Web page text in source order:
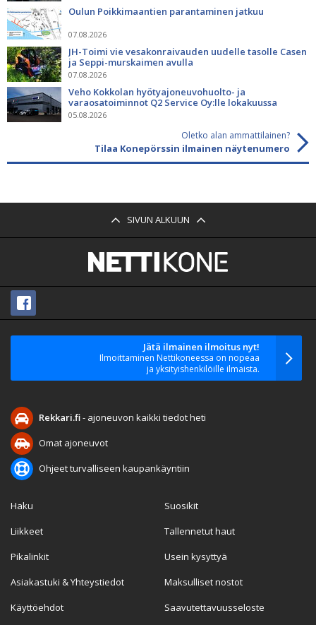
Oulun Poikkimaantien parantaminen jatkuu
07.08.2026
JH-Toimi vie vesakonraivauden uudelle tasolle Casen
ja Seppi-murskaimen avulla
07.08.2026
Veho Kokkolan hyötyajoneuvohuolto- ja
varaosatoiminnot Q2 Service Oy:lle lokakuussa
05.08.2026
Oletko alan ammattilainen?
Tilaa Konepörssin ilmainen näytenumero
SIVUN ALKUUN
Jätä ilmainen ilmoitus nyt!
Ilmoittaminen Nettikoneessa on nopeaa
ja yksityishenkilöille ilmaista.
Rekkari.fi- ajoneuvon kaikki tiedot heti
Omat ajoneuvot
Ohjeet turvalliseen kaupankäyntiin
Haku
Liikkeet
Pikalinkit
Asiakastuki & Yhteystiedot
Käyttöehdot
Suosikit
Tallennetut haut
Usein kysyttyä
Maksulliset nostot
Saavutettavuusseloste